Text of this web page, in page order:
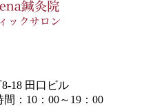
18 田口ビル
間：10：00～19：00